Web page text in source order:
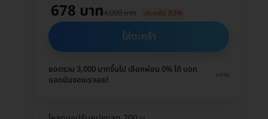
678 บาท4,000 บาท ประหยัด 83%
ใส่ตะกร้า
ยอดรวม 3,000 บาทขึ้นไป เลือกผ่อน 0% ได้ บอก
แอดมินของเราเลย!
ขยาย